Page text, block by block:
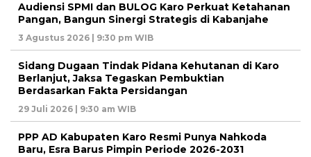
Audiensi SPMI dan BULOG Karo Perkuat Ketahanan
Pangan, Bangun Sinergi Strategis di Kabanjahe
3 Agustus 2026 | 9:30 pm WIB
Sidang Dugaan Tindak Pidana Kehutanan di Karo
Berlanjut, Jaksa Tegaskan Pembuktian
Berdasarkan Fakta Persidangan
29 Juli 2026 | 9:30 am WIB
PPP AD Kabupaten Karo Resmi Punya Nahkoda
Baru, Esra Barus Pimpin Periode 2026-2031